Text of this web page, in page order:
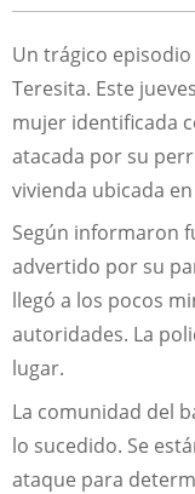
Un trágico
Teresita. Este
mujer identificada
atacada por su
vivienda ubicada
Según informaron
advertido por su
llegó a los pocos
autoridades. La
lugar.
La comunidad del
lo sucedido. Se
ataque para